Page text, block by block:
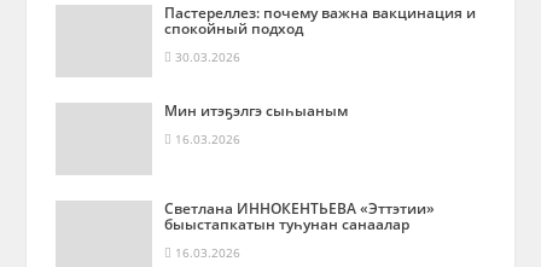
Пастереллез: почему важна вакцинация и
спокойный подход
30.03.2026
Мин итэҕэлгэ сыһыаным
16.03.2026
Светлана ИННОКЕНТЬЕВА «Эттэтии»
быыстапкатын туһунан санаалар
16.03.2026